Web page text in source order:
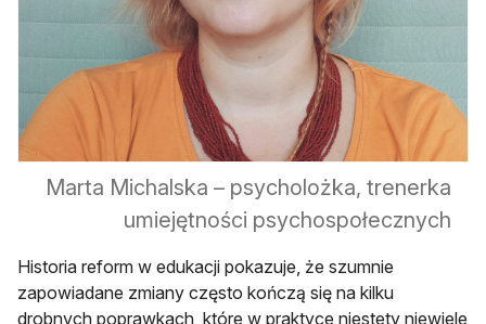
Marta Michalska – psycholożka, trenerka
umiejętności psychospołecznych
Historia reform w edukacji pokazuje, że szumnie
zapowiadane zmiany często kończą się na kilku
drobnych poprawkach, które w praktyce niestety niewiele